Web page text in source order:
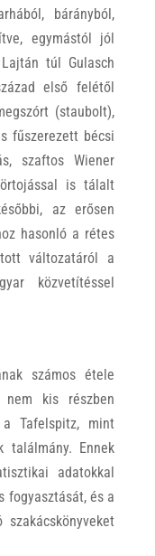
bárányból,
egymástól jól
túl Gulasch
első felétől
(staubolt),
fűszerezett bécsi
szaftos Wiener
is tálalt
az erősen
hasonló a rétes
változatáról a
közvetítéssel
számos étele
nem kis részben
a Tafelspitz, mint
találmány. Ennek
adatokkal
fogyasztását, és a